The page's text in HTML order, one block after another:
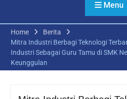
Tahun Pelajaran 2022
Mitra Industri Berbagi
Teknologi Terbaru dan
Budaya Kerja Industri
Sebagai Guru Tamu di SMK
Kegiatan Gebyar Vaksin
Menu
Home
Berita
Mitra Industri Berbagi Teknologi
Industri Sebagai Guru Tamu di SMK
Keunggulan